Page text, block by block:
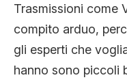
Trasmissioni come
compito arduo,
gli esperti che
hanno sono piccoli